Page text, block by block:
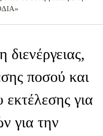
ποσού και
για
για την